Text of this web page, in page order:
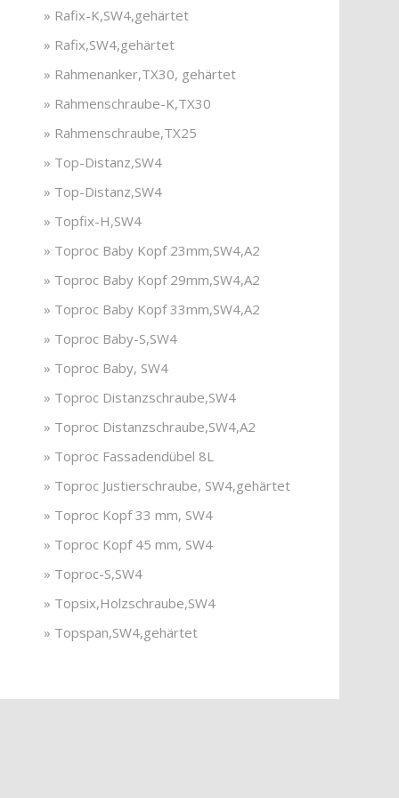
» Rafix-K,SW4,gehärtet
» Rafix,SW4,gehärtet
» Rahmenanker,TX30, gehärtet
» Rahmenschraube-K,TX30
» Rahmenschraube,TX25
» Top-Distanz,SW4
» Top-Distanz,SW4
» Topfix-H,SW4
» Toproc Baby Kopf 23mm,SW4,A2
» Toproc Baby Kopf 29mm,SW4,A2
» Toproc Baby Kopf 33mm,SW4,A2
» Toproc Baby-S,SW4
» Toproc Baby, SW4
» Toproc Distanzschraube,SW4
» Toproc Distanzschraube,SW4,A2
» Toproc Fassadendübel 8L
» Toproc Justierschraube, SW4,gehärtet
» Toproc Kopf 33 mm, SW4
» Toproc Kopf 45 mm, SW4
» Toproc-S,SW4
» Topsix,Holzschraube,SW4
» Topspan,SW4,gehärtet